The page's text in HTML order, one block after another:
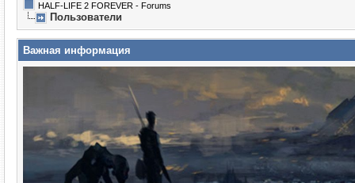
HALF-LIFE 2 FOREVER - Forums
Пользователи
Важная информация